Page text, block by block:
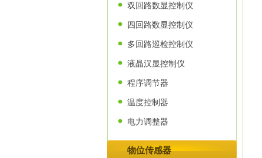
双回路数显控制仪
四回路数显控制仪
多回路巡检控制仪
液晶汉显控制仪
程序调节器
温度控制器
电力调整器
物位传感器